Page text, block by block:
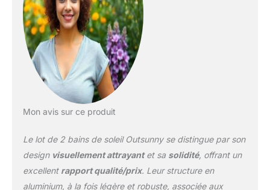
soleil offre 5 niveaux
d'inclinaison (102, 93,
80, 65, et 34 cm), idéal
pour trouver la position
la plus adaptée à la
situation (lecture, sieste,
pour le déplacer
semble. SOLIDE ET
LÉGER : Conçu en
aluminium et textilène, ce
Mon avis sur ce produit
Le lot de 2 bains de soleil Outsunny se distingue par son
design visuellement attrayantet sa solidité, offrant un
excellent rapport qualité/prix. Leur structure en
aluminium, à la fois légère et robuste, associée aux